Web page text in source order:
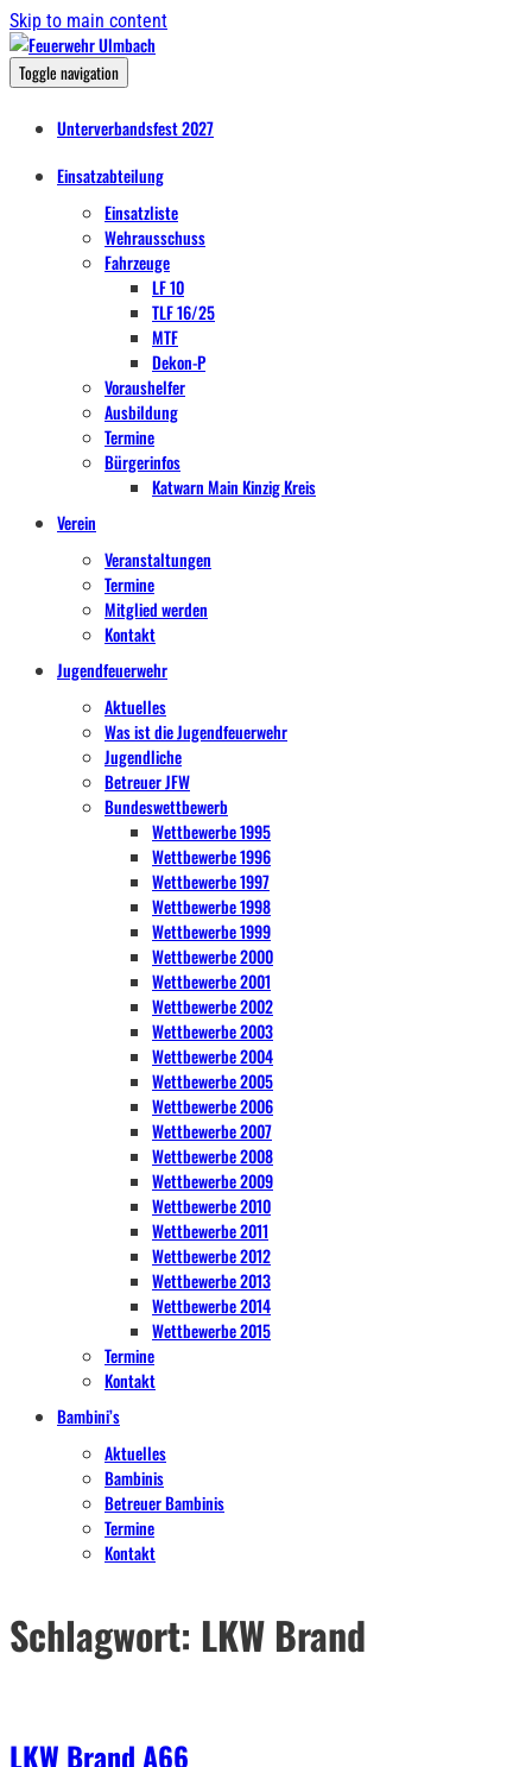
Skip to main content
Toggle navigation
Unterverbandsfest 2027
Einsatzabteilung
Einsatzliste
Wehrausschuss
Fahrzeuge
LF 10
TLF 16/25
MTF
Dekon-P
Voraushelfer
Ausbildung
Termine
Bürgerinfos
Katwarn Main Kinzig Kreis
Verein
Veranstaltungen
Termine
Mitglied werden
Kontakt
Jugendfeuerwehr
Aktuelles
Was ist die Jugendfeuerwehr
Jugendliche
Betreuer JFW
Bundeswettbewerb
Wettbewerbe 1995
Wettbewerbe 1996
Wettbewerbe 1997
Wettbewerbe 1998
Wettbewerbe 1999
Wettbewerbe 2000
Wettbewerbe 2001
Wettbewerbe 2002
Wettbewerbe 2003
Wettbewerbe 2004
Wettbewerbe 2005
Wettbewerbe 2006
Wettbewerbe 2007
Wettbewerbe 2008
Wettbewerbe 2009
Wettbewerbe 2010
Wettbewerbe 2011
Wettbewerbe 2012
Wettbewerbe 2013
Wettbewerbe 2014
Wettbewerbe 2015
Termine
Kontakt
Bambini’s
Aktuelles
Bambinis
Betreuer Bambinis
Termine
Kontakt
Schlagwort: LKW Brand
LKW Brand A66